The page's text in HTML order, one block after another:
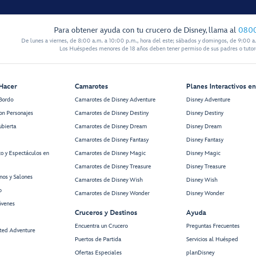
Para obtener ayuda con tu crucero de Disney, llama al
De lunes a viernes, de 8:00 a.m. a 10:00 p.m., hora del este; sábados y domingos, de 9:00
Los Huéspedes menores de 18 años deben tener permiso de sus padres o
Personajes
y Espectáculos en
y Salones
Adventure
Camarotes
Camarotes de Disney Adventure
Camarotes de Disney Destiny
Camarotes de Disney Dream
Camarotes de Disney Fantasy
Camarotes de Disney Magic
Camarotes de Disney Treasure
Camarotes de Disney Wish
Camarotes de Disney Wonder
Cruceros y Destinos
Encuentra un Crucero
Puertos de Partida
Ofertas Especiales
Planes Interactivos
Disney Adventure
Disney Destiny
Disney Dream
Disney Fantasy
Disney Magic
Disney Treasure
Disney Wish
Disney Wonder
Ayuda
Preguntas Frecuentes
Servicios al Huésped
planDisney